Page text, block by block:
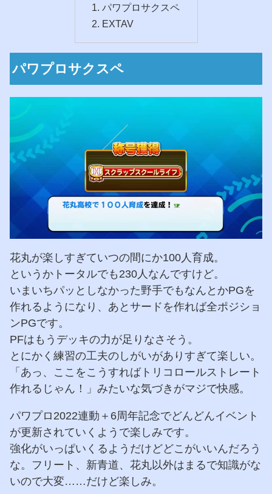
パワプロサクスペ
EXTAV
パワプロサクスペ
花丸が楽しすぎていつの間にか100人育成。
というかトータルでも230人なんですけど。
いまいちパッとしなかった野手でもなんとかPGを
作れるようになり、あとサードを作れば全ポジショ
ンPGです。
PFはもうデッキの力が足りなさそう。
とにかく練習の工夫のしがいがありすぎて楽しい。
「あっ、ここをこうすればトリコロールストレート
作れるじゃん！」みたいな気づきがマジで快感。
パワプロ2022連動＋6周年記念でどんどんイベント
が更新されていくようで楽しみです。
強化がいっぱいくるようだけどどこがいいんだろう
な。フリート、新青道、花丸以外はまるで知識がな
いので大変……だけど楽しみ。